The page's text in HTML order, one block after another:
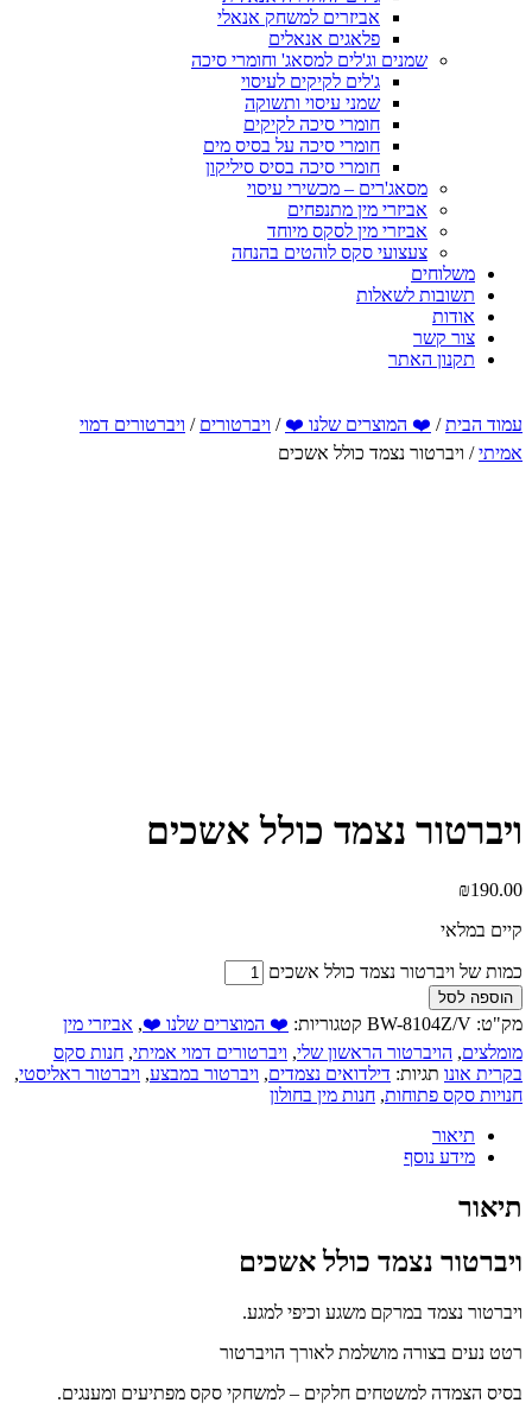
אביזרים למשחק אנאלי
פלאגים אנאלים
שמנים וג'לים למסאג' וחומרי סיכה
ג'לים לקיקים לעיסוי
שמני עיסוי ותשוקה
חומרי סיכה לקיקים
חומרי סיכה על בסיס מים
חומרי סיכה בסיס סיליקון
מסאג'רים – מכשירי עיסוי
אביזרי מין מתנפחים
אביזרי מין לסקס מיוחד
צעצועי סקס לוהטים בהנחה
משלוחים
תשובות לשאלות
אודות
צור קשר
תקנון האתר
עמוד הבית/ ❤️ המוצרים שלנו ❤️ / ויברטורים / ויברטורים דמוי
אמיתי/ ויברטור נצמד כולל אשכים
ויברטור נצמד כולל אשכים
₪190.00
קיים במלאי
כמות של ויברטור נצמד כולל אשכים
הוספה לסל
מק"ט: BW-8104Z/V קטגוריות: ❤️ המוצרים שלנו ❤️, אביזרי מין
מומלצים, הויברטור הראשון שלי, ויברטורים דמוי אמיתי, חנות סקס
בקרית אונו תגיות: דילדואים נצמדים, ויברטור במבצע, ויברטור ראליסטי,
חנויות סקס פתוחות, חנות מין בחולון
תיאור
מידע נוסף
תיאור
ויברטור נצמד כולל אשכים
ויברטור נצמד במרקם משגע וכיפי למגע.
רטט נעים בצורה מושלמת לאורך הויברטור
בסיס הצמדה למשטחים חלקים – למשחקי סקס מפתיעים ומענגים.